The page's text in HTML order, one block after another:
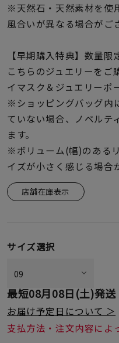
価格 ¥0
在庫 在
※天然石・天然素材を使
風合いが異なる場合がご
【早期購入特典】数量
こちらのジュエリーをご
イマスク＆ジュエリーポ
※ショッピングバッグ内
ていない場合、ノベルテ
ます。
※ボリューム(幅)のある
イズが小さく感じる場合
店舗在庫表示
サイズ選択
最短08月08日(土)発送
お届け予定日について ＞
支払方法・注文内容によ